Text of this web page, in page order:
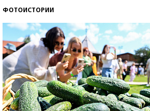
ФОТОИСТОРИИ